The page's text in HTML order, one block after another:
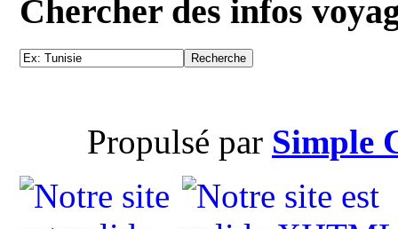
Chercher des infos
Propulsé par Simple